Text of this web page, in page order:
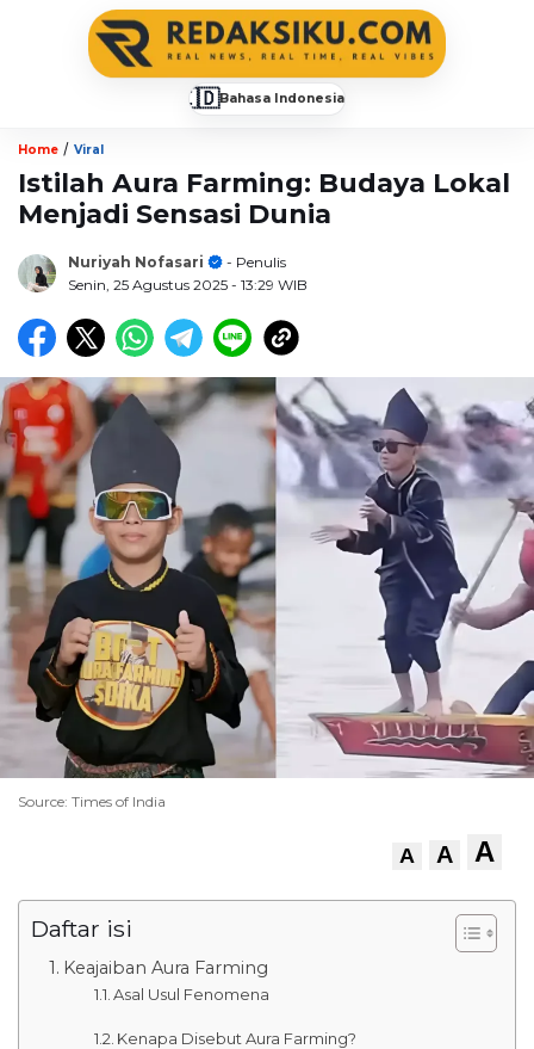
🇮🇩Bahasa Indonesia
Home / Viral
Istilah Aura Farming: Budaya Lokal
Menjadi Sensasi Dunia
Nuriyah Nofasari
- Penulis
Senin, 25 Agustus 2025 - 13:29 WIB
Source: Times of India
A A A
Daftar isi
Keajaiban Aura Farming
Asal Usul Fenomena
Kenapa Disebut Aura Farming?